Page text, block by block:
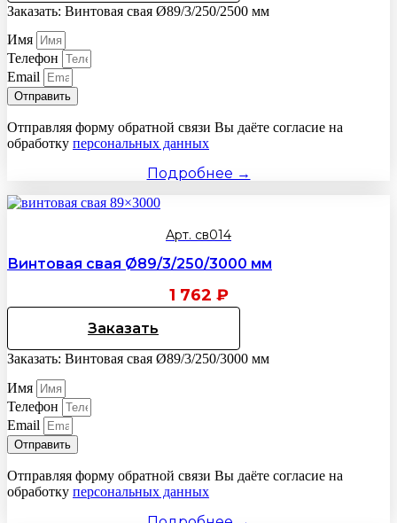
Заказать: Винтовая свая Ø89/3/250/2500 мм
Имя
Телефон
Email
Отправить
Отправляя форму обратной связи Вы даёте согласие на
обработку персональных данных
Подробнее →
Арт. св014
Винтовая свая Ø89/3/250/3000 мм
1 762 ₽
Заказать
Заказать: Винтовая свая Ø89/3/250/3000 мм
Имя
Телефон
Email
Отправить
Отправляя форму обратной связи Вы даёте согласие на
обработку персональных данных